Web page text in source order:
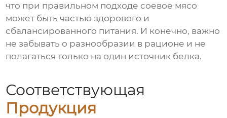
что при правильном подходе соевое мясо
может быть частью здорового и
сбалансированного питания. И конечно, важно
не забывать о разнообразии в рационе и не
полагаться только на один источник белка.
Соответствующая
Продукция